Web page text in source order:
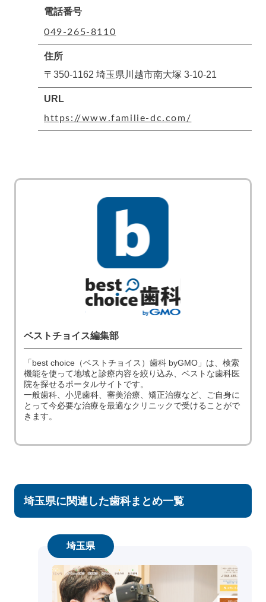
電話番号
049-265-8110
住所
〒350-1162 埼玉県川越市南大塚 3-10-21
URL
https://www.familie-dc.com/
ベストチョイス編集部
「best choice（ベストチョイス）歯科 byGMO」は、検索
機能を使って地域と診療内容を絞り込み、ベストな歯科医
院を探せるポータルサイトです。
一般歯科、小児歯科、審美治療、矯正治療など、ご自身に
とって今必要な治療を最適なクリニックで受けることがで
きます。
埼玉県に関連した歯科まとめ一覧
埼玉県